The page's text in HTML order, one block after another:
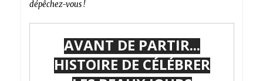
dépêchez-vous !